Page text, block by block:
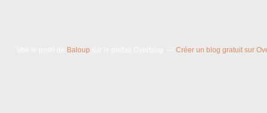
Baloup Créer un blog gratuit sur